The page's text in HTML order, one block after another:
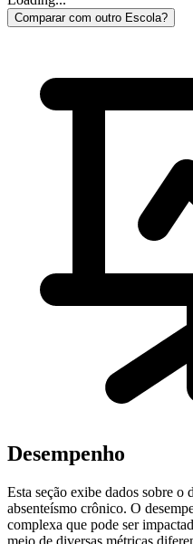
Comparar com outro Escola?
Desempenho
Esta seção exibe dados sobre o
absenteísmo crônico. O
complexa que pode ser
meio de diversas métricas